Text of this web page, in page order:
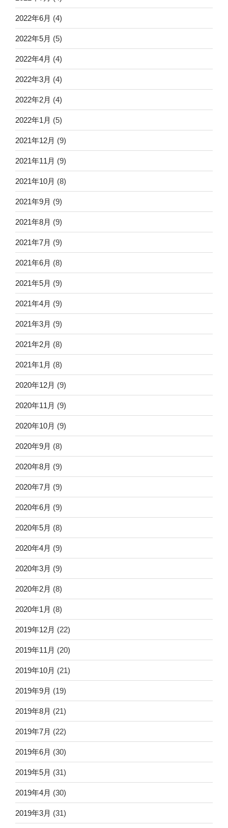
2022年6月 (4)
2022年5月 (5)
2022年4月 (4)
2022年3月 (4)
2022年2月 (4)
2022年1月 (5)
2021年12月 (9)
2021年11月 (9)
2021年10月 (8)
2021年9月 (9)
2021年8月 (9)
2021年7月 (9)
2021年6月 (8)
2021年5月 (9)
2021年4月 (9)
2021年3月 (9)
2021年2月 (8)
2021年1月 (8)
2020年12月 (9)
2020年11月 (9)
2020年10月 (9)
2020年9月 (8)
2020年8月 (9)
2020年7月 (9)
2020年6月 (9)
2020年5月 (8)
2020年4月 (9)
2020年3月 (9)
2020年2月 (8)
2020年1月 (8)
2019年12月 (22)
2019年11月 (20)
2019年10月 (21)
2019年9月 (19)
2019年8月 (21)
2019年7月 (22)
2019年6月 (30)
2019年5月 (31)
2019年4月 (30)
2019年3月 (31)